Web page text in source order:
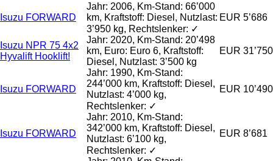
Isuzu FORWARD
Jahr: 2006, Km-Stand: 66’000
km, Kraftstoff: Diesel, Nutzlast:
3’950 kg, Rechtslenker: ✓
EUR 5’686
Isuzu NPR 75 4x2
Hyvalift Hooklift!
Jahr: 2020, Km-Stand: 20’498
km, Euro: Euro 6, Kraftstoff:
Diesel, Nutzlast: 3’500 kg
EUR 31’750
Isuzu FORWARD
Jahr: 1990, Km-Stand:
244’000 km, Kraftstoff: Diesel,
Nutzlast: 4’000 kg,
Rechtslenker: ✓
EUR 10’490
Isuzu FORWARD
Jahr: 2010, Km-Stand:
342’000 km, Kraftstoff: Diesel,
Nutzlast: 6’100 kg,
Rechtslenker: ✓
EUR 8’681